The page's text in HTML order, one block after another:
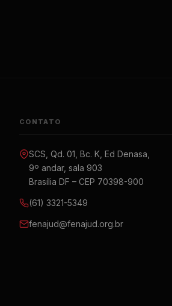
CONTATO
SCS, Qd. 01, Bc. K, Ed Denasa,
9º andar, sala 903
Brasília DF – CEP 70398-900
(61) 3321-5349
fenajud@fenajud.org.br